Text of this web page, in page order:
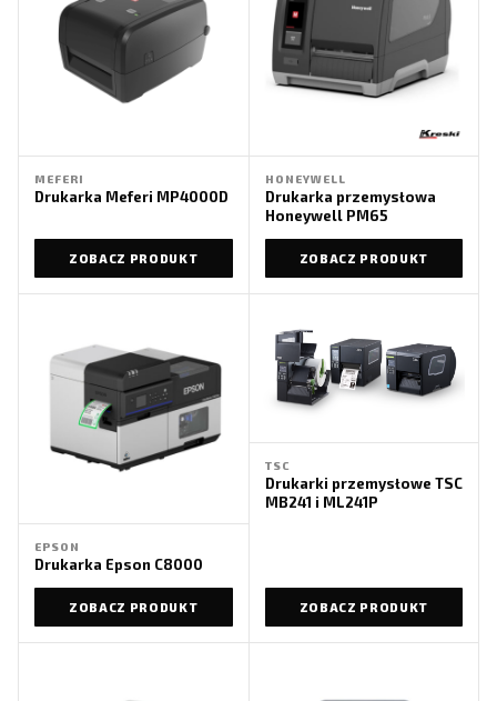
MEFERI
Drukarka Meferi MP4000D
ZOBACZ PRODUKT
HONEYWELL
Drukarka przemysłowa
Honeywell PM65
ZOBACZ PRODUKT
EPSON
Drukarka Epson C8000
ZOBACZ PRODUKT
TSC
Drukarki przemysłowe TSC
MB241 i ML241P
ZOBACZ PRODUKT